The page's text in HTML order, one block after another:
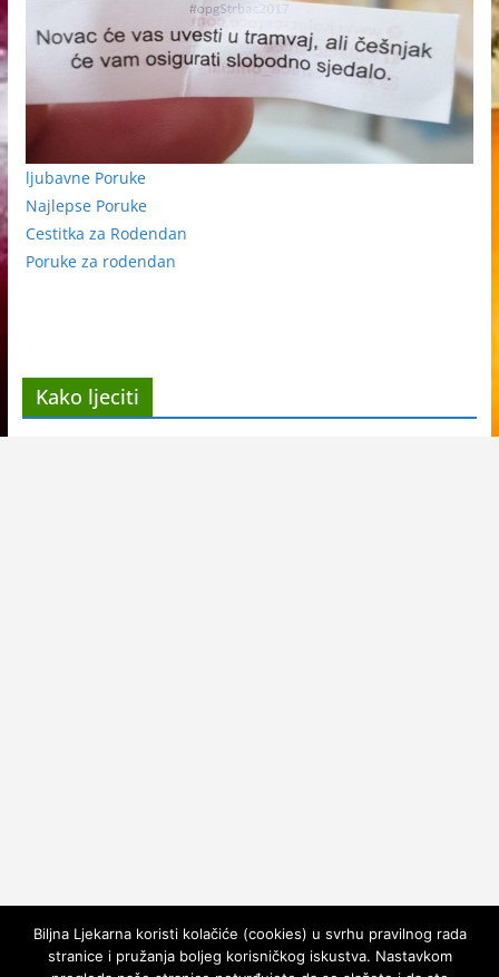
ljubavne Poruke
Najlepse Poruke
Cestitka za Rodendan
Poruke za rodendan
Kako ljeciti
Biljna Ljekarna koristi kolačiće (cookies) u svrhu pravilnog rada
stranice i pružanja boljeg korisničkog iskustva. Nastavkom